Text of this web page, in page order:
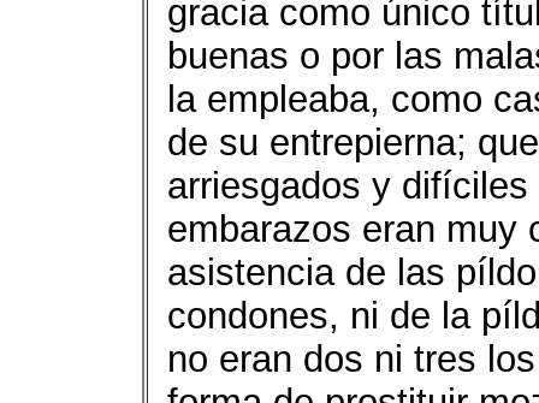
gracia como único
buenas o por las
la empleaba, como
de su entrepierna;
arriesgados y
embarazos eran muy
asistencia de las
condones, ni de la
no eran dos ni tres